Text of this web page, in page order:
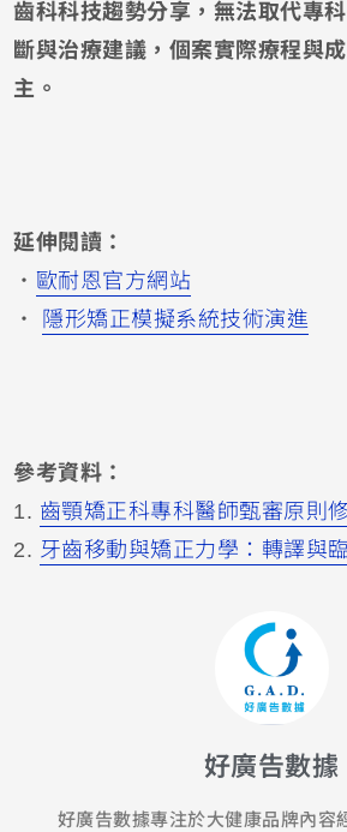
齒科科技趨勢分享，無法取代專
斷與治療建議，個案實際療程與
主。
延伸閱讀：
・ 歐耐恩官方網站
・
隱形矯正模擬系統技術演進
參考資料：
1. 齒顎矯正科專科醫師甄審原則
2. 牙齒移動與矯正力學：轉譯與
好廣告數據
好廣告數據專注於大健康品牌內容